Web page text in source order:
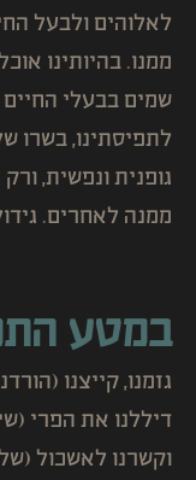
לאלוהים ולבעל
ממנו. בהיותינו
שמים בבעלי
לתפיסתינו, בשרו
גופנית ונפשית,
ממנה לאחרים.
במטע
גזמנו, קייצנו
דיללנו את הפרי
וקשרנו לאשכול